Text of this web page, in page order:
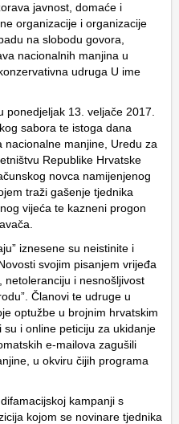
javnost, domaće i
organizacije i organizacije
na slobodu govora,
nacionalnih manjina u
udruga U ime
ponedjeljak 13. veljače 2017.
sabora te istoga dana
nacionalne manjine, Uredu za
Republike Hrvatske
novca namijenjenog
traži gašenje tjednika
vijeća te kazneni progon
iznesene su neistinite i
svojim pisanjem vrijeđa
netoleranciju i nesnošljivost
Članovi te udruge u
optužbe u brojnim hrvatskim
i online peticiju za ukidanje
e-mailova zagušili
u okviru čijih programa
kampanji s
kojom se novinare tjednika